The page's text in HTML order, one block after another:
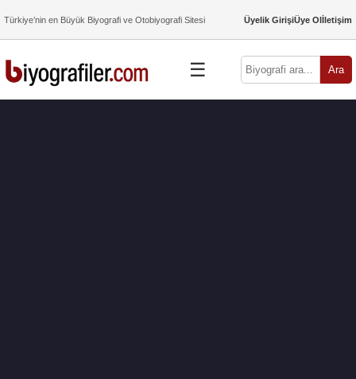
Türkiye’nin en Büyük Biyografi ve Otobiyografi Sitesi Üyelik GirişiÜye Olİletişim
☰ Ara